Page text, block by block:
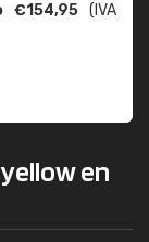
€154,95 (IVA
en